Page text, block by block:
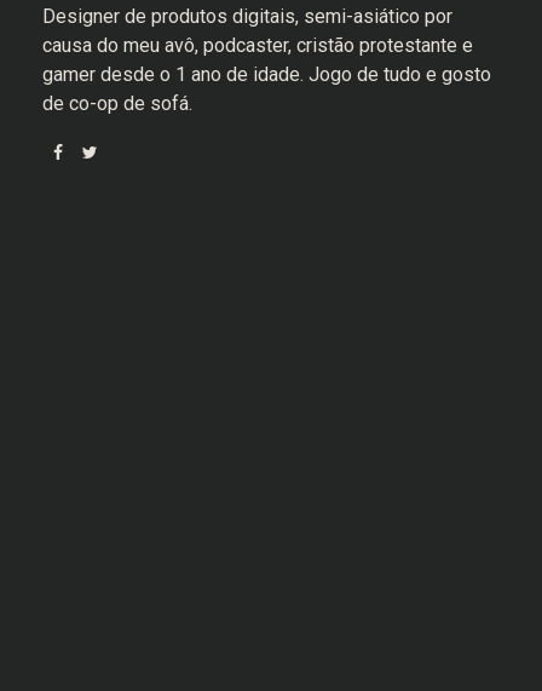
Designer de produtos digitais, semi-asiático por
causa do meu avô, podcaster, cristão protestante e
gamer desde o 1 ano de idade. Jogo de tudo e gosto
de co-op de sofá.